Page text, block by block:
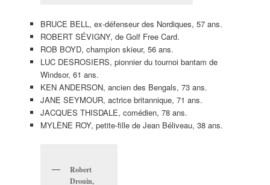
BRUCE BELL, ex-défenseur des Nordiques, 57 ans.
ROBERT SÉVIGNY, de Golf Free Card.
ROB BOYD, champion skieur, 56 ans.
LUC DESROSIERS, pionnier du tournoi bantam de
Windsor, 61 ans.
KEN ANDERSON, ancien des Bengals, 73 ans.
JANE SEYMOUR, actrice britannique, 71 ans.
JACQUES THISDALE, comédien, 78 ans.
MYLÈNE ROY, petite-fille de Jean Béliveau, 38 ans.
Robert
Drouin,